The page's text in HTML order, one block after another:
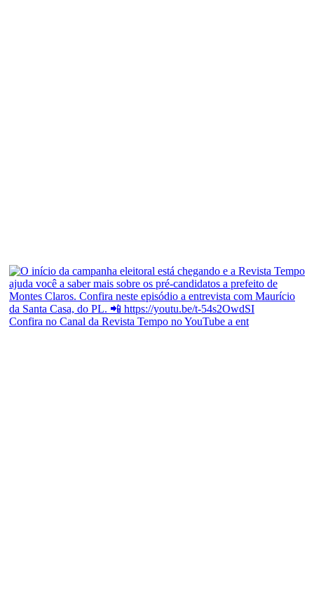
Confira no Canal da Revista Tempo no YouTube a ent